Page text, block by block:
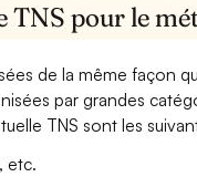
TNS pour le
de la même façon
par grandes
TNS sont les
etc.